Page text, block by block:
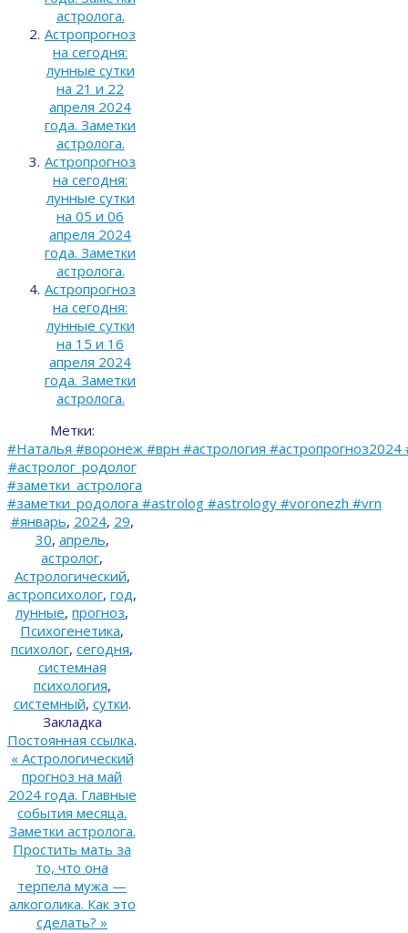
астролога.
Астропрогноз
на сегодня:
лунные сутки
на 21 и 22
апреля 2024
года. Заметки
астролога.
Астропрогноз
на сегодня:
лунные сутки
на 05 и 06
апреля 2024
года. Заметки
астролога.
Астропрогноз
на сегодня:
лунные сутки
на 15 и 16
апреля 2024
года. Заметки
астролога.
Метки:
#Наталья #воронеж #врн #астрология #астропрогноз2024
#астролог_родолог
#заметки_астролога
#заметки_родолога #astrolog #astrology #voronezh #vrn
#январь, 2024, 29,
30, апрель,
астролог,
Астрологический,
астропсихолог, год,
лунные, прогноз,
Психогенетика,
психолог, сегодня,
системная
психология,
системный, сутки.
Закладка
Постоянная ссылка.
«Астрологический
прогноз на май
2024 года. Главные
события месяца.
Заметки астролога.
Простить мать за
то, что она
терпела мужа —
алкоголика. Как это
сделать? »